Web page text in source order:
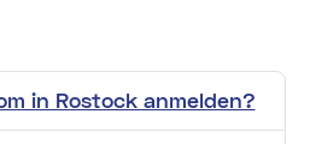
in Rostock anmelden?